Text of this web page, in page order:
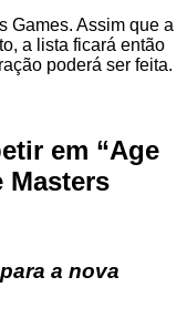
Games. Assim que a
a lista ficará então
poderá ser feita.
em “Age
Masters
a nova